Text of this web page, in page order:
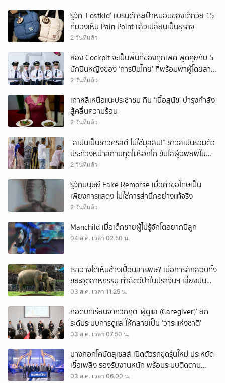
รู้จัก ‘Lostkid’ แบรนด์กระเป๋าหมอนของเด็กวัย 15
ที่มองเห็น Pain Point แล้วเปลี่ยนเป็นธุรกิจ
2 วันที่แล้ว
ห้อง Cockpit จะเป็นพื้นที่ของทุกเพศ พูดคุยกับ 5
นักบินหญิงของ ‘การบินไทย’ ที่พร้อมพาผู้โดยสาร
บินไปทั่วโลก
2 วันที่แล้ว
เกาหลีเหนือแนะประชาชน กิน ‘เนื้อสุนัข’ บำรุงกำลัง
สู้คลื่นความร้อน
2 วันที่แล้ว
“สเปนเป็นชาวคริสต์ ไม่ใช่มุสลิม!” ชาวสเปนรวมตัว
ประท้วงหน้าสถานทูตโมร็อกโก ขับไล่ผู้อพยพใน
เมืองเซวตาออกนอกประเทศ
2 วันที่แล้ว
รู้จักมนุษย์ Fake Remorse เมื่อคำขอโทษเป็น
เพียงการแสดง ไม่ใช่การสำนึกอย่างแท้จริง
2 วันที่แล้ว
Manchild เมื่อเด็กชายผู้ไม่รู้จักโตอยากมีลูก
04 ส.ค. เวลา 02.50 น.
เราอาจได้เห็นช้างเปื้อนสารพิษ? เมื่อการลักลอบทิ้ง
ขยะอุตสาหกรรม ทำสัตว์ป่าในปราจีนฯ เสี่ยงปน
เปื้อน
03 ส.ค. เวลา 11.25 น.
ถอดบทเรียนจากวิกฤต ‘ผู้ดูแล (Caregiver)’ ยก
ระดับระบบการดูแล ให้กลายเป็น ‘วาระแห่งชาติ’
03 ส.ค. เวลา 07.50 น.
บางกอกโคมัตสุเซลส์ เปิดตัวรถขุดรุ่นใหม่ ประหยัด
เชื้อเพลิง รองรับงานหนัก พร้อมระบบติดตาม
เครื่องจักรผ่านดาวเทียม
03 ส.ค. เวลา 06.00 น.